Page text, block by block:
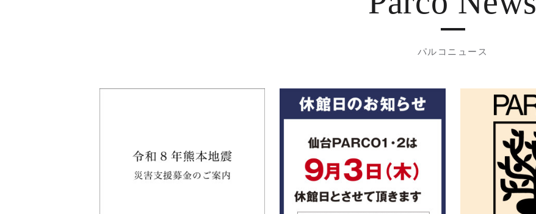
パルコニュース